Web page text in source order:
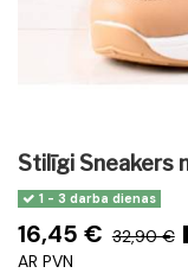
Stilīgi Sneakers
1 - 3 darba dienas
16,45 € 32,90 €
AR PVN